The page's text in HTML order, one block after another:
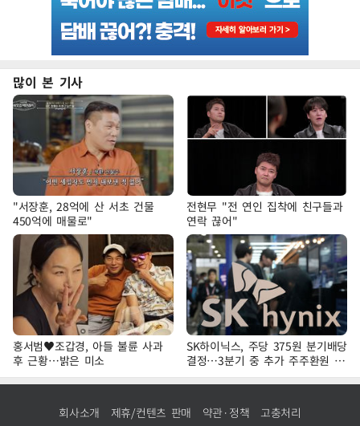
많이 본 기사
"서장훈, 28억에 산 서초 건물
450억에 매물로"
전현무 "전 연인 집착에 친구들과
연락 끊어"
홍서범♥조갑경, 아들 불륜 사과
후 근황…밝은 미소
SK하이닉스, 주당 375원 분기배당
결정…3분기 중 추가 주주환원 발
표
회사소개 제휴/컨텐츠 판매 약관·정책 고충처리